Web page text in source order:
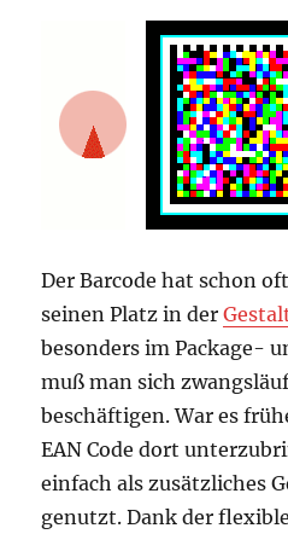
Der Barcode hat schon
seinen Platz in der
besonders im Package-
muß man sich
beschäftigen. War es
EAN Code dort
einfach als zusätzliches
genutzt. Dank der